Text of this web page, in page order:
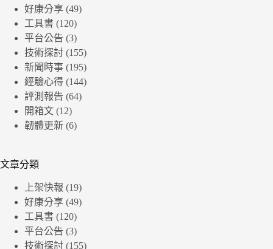
好康分享 (49)
工具書 (120)
平台公告 (3)
技術探討 (155)
新聞時事 (195)
經驗心得 (144)
評測報告 (64)
開箱文 (12)
韌體更新 (6)
文章分類
上架快報 (19)
好康分享 (49)
工具書 (120)
平台公告 (3)
技術探討 (155)